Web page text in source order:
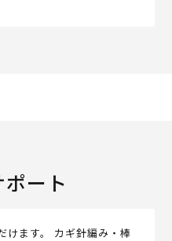
ート
けます。 カギ針編み・棒